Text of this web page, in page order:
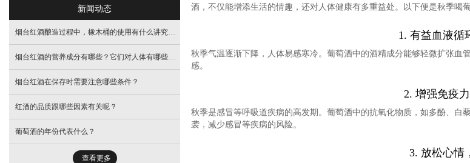
酒，不仅能增添生活的情趣，还对人体健康有多重益处。以下便是秋季喝
1. 有益血液循
秋季气温逐渐下降，人体易感寒冷。葡萄酒中的酒精成分能够轻微扩张
感。
2. 增强免疫
秋季是感冒等呼吸道疾病的高发期。葡萄酒中的抗氧化物质，如多酚、
袭，减少感冒等疾病的风险。
3. 放松心情
新闻动态
烟台红酒酿造过程中，橡木桶的使用有什么讲究？不同类型的橡木桶如何影响酒的风味？
烟台红酒的营养成分有哪些？它们对人体有哪些益处？
烟台红酒在保存时需要注意哪些条件？
红酒的品质跟哪些因素有关呢？
葡萄酒的年份代表什么？
查看更多